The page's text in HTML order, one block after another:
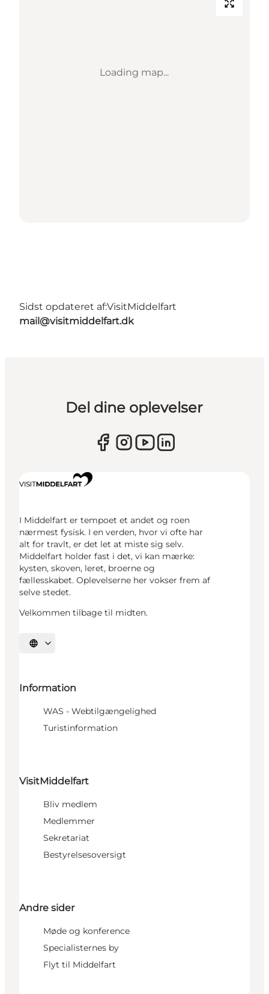
Loading map...
Sidst opdateret af:VisitMiddelfart
mail@visitmiddelfart.dk
Del dine oplevelser
I Middelfart er tempoet et andet og roen
nærmest fysisk. I en verden, hvor vi ofte har
alt for travlt, er det let at miste sig selv.
Middelfart holder fast i det, vi kan mærke:
kysten, skoven, leret, broerne og
fællesskabet. Oplevelserne her vokser frem af
selve stedet.
Velkommen tilbage til midten.
Vælg sprog
Information
WAS - Webtilgængelighed
Turistinformation
VisitMiddelfart
Bliv medlem
Medlemmer
Sekretariat
Bestyrelsesoversigt
Andre sider
Møde og konference
Specialisternes by
Flyt til Middelfart